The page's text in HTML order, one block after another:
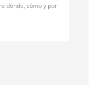
dónde, cómo y por